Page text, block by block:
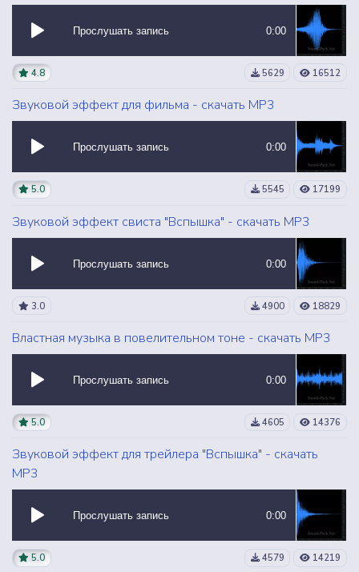
Прослушать запись 0:00
4.8 5629 16512
Звуковой эффект для фильма - скачать MP3
Прослушать запись 0:00
5.0 5545 17199
Звуковой эффект свиста "Вспышка" - скачать MP3
Прослушать запись 0:00
3.0 4900 18829
Властная музыка в повелительном тоне - скачать MP3
Прослушать запись 0:00
5.0 4605 14376
Звуковой эффект для трейлера "Вспышка" - скачать
MP3
Прослушать запись 0:00
5.0 4579 14219